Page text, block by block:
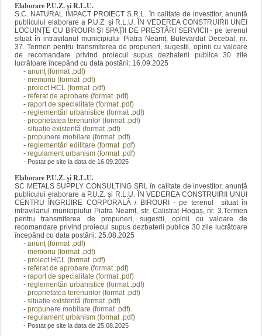
Elaborare P.U.Z. și R.L.U.
S.C. NATURAL IMPACT PROIECT S.R.L. în calitate de investitor, anunță
publicului elaborare a P.U.Z. și R.L.U. ÎN VEDEREA CONSTRUIRII UNEI
LOCUINȚE CU BIROURI ȘI SPAȚII DE PRESTĂRI SERVICII - pe terenul
situat în intravilanul municipiului Piatra Neamț, Bulevardul Decebal, nr.
37.Termen pentru transmiterea de propuneri, sugestii, opinii cu valoare
de recomandare privind proiecul supus dezbaterii publice 30 zile
lucrătoare începând cu data postării: 16.09.2025
- anunț (format.pdf)
- memoriu (format .pdf)
- proiect HCL (format .pdf)
- referat de aprobare (format .pdf)
- raport de specialitate (format .pdf)
- reglementări urbanistice (format .pdf)
- proprietatea terenurilor (format .pdf)
- situație existentă (format .pdf)
- propunere mobilare (format .pdf)
- reglementări edilitare (format .pdf)
- regulament urbanism (format .pdf)
- Postat pe site la data de 16.09.2025
Elaborare P.U.Z. și R.L.U.
SC METALS SUPPLY CONSULTING SRL în calitate de investitor, anunță
publicului elaborare a P.U.Z. și R.L.U. ÎN VEDEREA CONSTRUIRII UNUI
CENTRU ÎNGRIJIRE CORPORALĂ / BIROURI - pe terenul situat în
intravilanul municipiului Piatra Neamț, str. Calistrat Hogaș, nr. 3.Termen
pentru transmiterea de propuneri, sugestii, opinii cu valoare de
recomandare privind proiecul supus dezbaterii publice 30 zile lucrătoare
începând cu data postării: 25.08.2025
- anunț (format.pdf)
- memoriu (format .pdf)
- proiect HCL (format .pdf)
- referat de aprobare (format .pdf)
- raport de specialitate (format .pdf)
- reglementări urbanistice (format .pdf)
- proprietatea terenurilor (format .pdf)
- situație existentă (format .pdf)
- propunere mobilare (format .pdf)
- regulament urbanism (format .pdf)
- Postat pe site la data de 25.08.2025